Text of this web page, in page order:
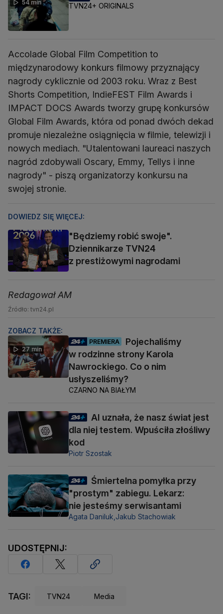
54 min TVN24+ ORIGINALS
Accolade Global Film Competition to
międzynarodowy konkurs filmowy przyznający
nagrody cyklicznie od 2003 roku. Wraz z Best
Shorts Competition, IndieFEST Film Awards i
IMPACT DOCS Awards tworzy grupę konkursów
Global Film Awards, która od ponad dwóch dekad
promuje niezależne osiągnięcia w filmie, telewizji i
nowych mediach. "Utalentowani laureaci naszych
nagród zdobywali Oscary, Emmy, Tellys i inne
nagrody" - piszą organizatorzy konkursu na
swojej stronie.
DOWIEDZ SIĘ WIĘCEJ:
"Będziemy robić swoje".
Dziennikarze TVN24
z prestiżowymi nagrodami
Redagował AM
Źródło: tvn24.pl
ZOBACZ TAKŻE:
27 min
PREMIERA
Pojechaliśmy
w rodzinne strony Karola
Nawrockiego. Co o nim
usłyszeliśmy?
CZARNO NA BIAŁYM
AI uznała, że nasz świat jest
dla niej testem. Wpuściła złośliwy
kod
Piotr Szostak
Śmiertelna pomyłka przy
"prostym" zabiegu. Lekarz:
nie jesteśmy serwisantami
Agata Daniluk, Jakub Stachowiak
UDOSTĘPNIJ:
TAGI: TVN24 Media